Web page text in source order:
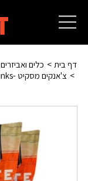
Toggle
navigation
דף בית כלים ואביזרים
צ'אנקים מסקיט -Mesquite BBQ Chunks